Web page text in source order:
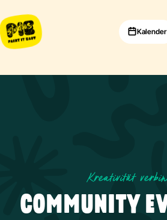
Kalender
Kreativität
COMMUNITY